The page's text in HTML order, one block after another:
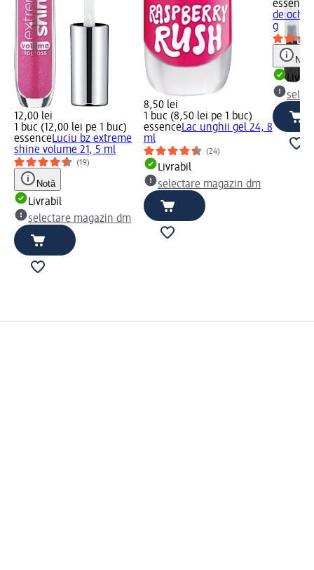
12,00 lei
1 buc (12,00 lei pe 1 buc)
essenceLuciu bz extreme
shine volume 21, 5 ml
(19)
Notă
Livrabil
selectare magazin dm
8,50 lei
1 buc (8,50 lei pe 1 buc)
essenceLac unghii gel 24, 8
ml
(24)
Livrabil
selectare magazin dm
essence
de ochi
g
Notă